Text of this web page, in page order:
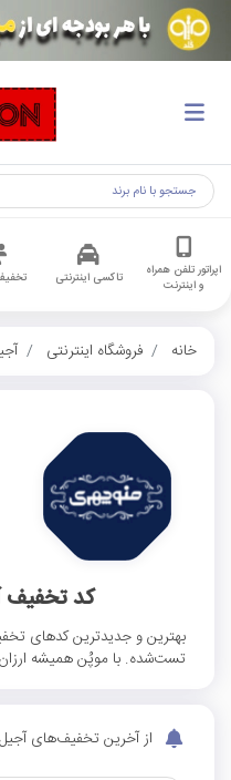
اپراتور تلفن همراه
و اینترنت
تاکسی اینترنتی
خانه فروشگاه اینترنتی
کد تخفیف
بهترین و جدیدترین کدهای
تست‌شده. با موپُن همیشه
از آخرین تخفیف‌های